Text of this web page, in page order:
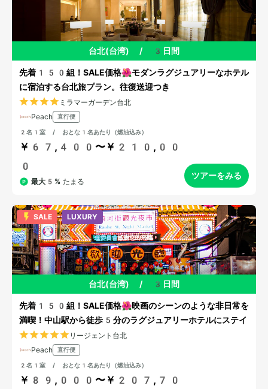
台北(台湾) / 3日間
先着150組！SALE価格🌺モダンラグジュアリーなホテル
に宿泊する台北旅プラン。往復送迎つき
ミラマーガーデン台北
Peach
直行便
2名1室 / おとな1名あたり（燃油込み）
￥67,400〜￥210,00
0
最大5% たまる
ツアーをみる
SALE LUXURY
台北(台湾) / 3日間
先着150組！SALE価格🌺映画のシーンのような非日常を
満喫！中山駅から徒歩5分のラグジュアリーホテルにステイ
リージェント台北
Peach
直行便
2名1室 / おとな1名あたり（燃油込み）
￥89,000〜￥207,70